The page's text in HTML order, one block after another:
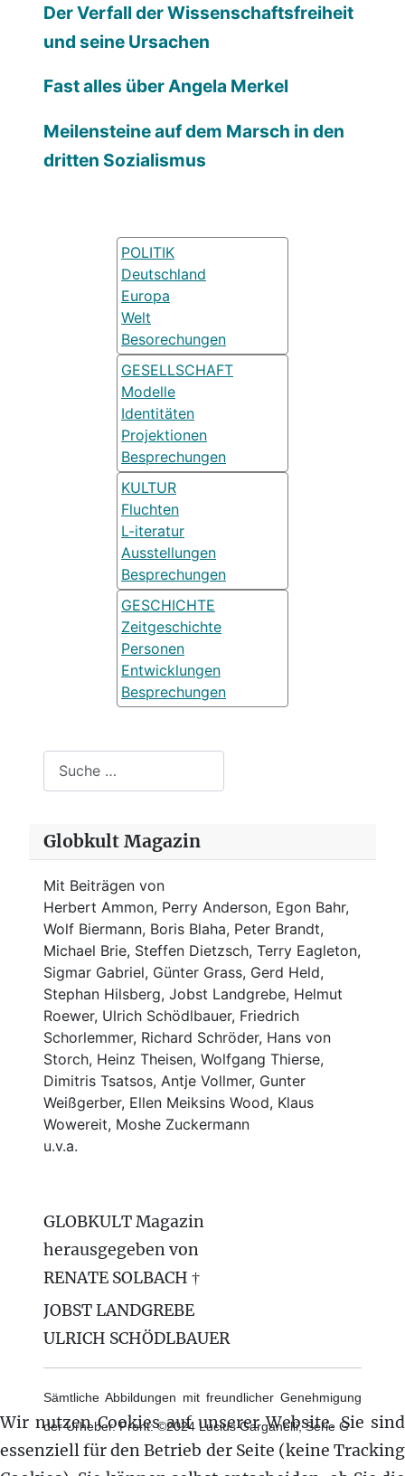
Der Verfall der Wissenschaftsfreiheit
und seine Ursachen
Fast alles über Angela Merkel
Meilensteine auf dem Marsch in den
dritten Sozialismus
POLITIK
Deutschland
Europa
Welt
Besorechungen
GESELLSCHAFT
Modelle
Identitäten
Projektionen
Besprechungen
KULTUR
Fluchten
L-iteratur
Ausstellungen
Besprechungen
GESCHICHTE
Zeitgeschichte
Personen
Entwicklungen
Besprechungen
Globkult Magazin
Mit Beiträgen von
Herbert Ammon, Perry Anderson, Egon Bahr,
Wolf Biermann, Boris Blaha, Peter Brandt,
Michael Brie, Steffen Dietzsch, Terry Eagleton,
Sigmar Gabriel, Günter Grass, Gerd Held,
Stephan Hilsberg, Jobst Landgrebe, Helmut
Roewer, Ulrich Schödlbauer, Friedrich
Schorlemmer, Richard Schröder, Hans von
Storch, Heinz Theisen, Wolfgang Thierse,
Dimitris Tsatsos, Antje Vollmer, Gunter
Weißgerber, Ellen Meiksins Wood, Klaus
Wowereit, Moshe Zuckermann
u.v.a.
GLOBKULT Magazin
herausgegeben von
RENATE SOLBACH †
JOBST LANDGREBE
ULRICH SCHÖDLBAUER
Sämtliche Abbildungen mit freundlicher Genehmigung
der Urheber. Front: ©2024 Lucius Garganelli, Serie G
Wir nutzen Cookies auf unserer Website. Sie sind
essenziell für den Betrieb der Seite (keine Tracking